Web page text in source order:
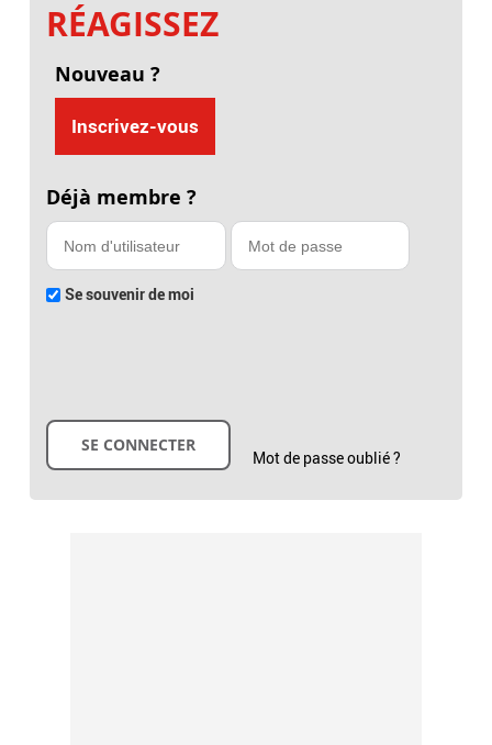
RÉAGISSEZ
Nouveau ?
Inscrivez-vous
Déjà membre ?
Se souvenir de moi
Mot de passe oublié ?